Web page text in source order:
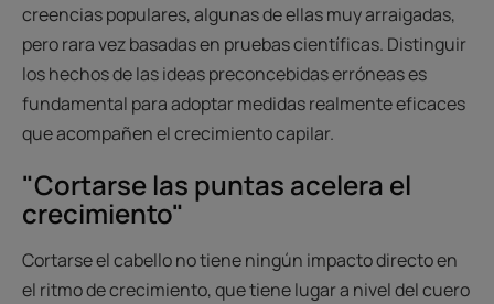
creencias populares, algunas de ellas muy arraigadas,
pero rara vez basadas en pruebas científicas. Distinguir
los hechos de las ideas preconcebidas erróneas es
fundamental para adoptar medidas realmente eficaces
que acompañen el crecimiento capilar.
"Cortarse las puntas acelera el
crecimiento"
Cortarse el cabello no tiene ningún impacto directo en
el ritmo de crecimiento, que tiene lugar a nivel del cuero